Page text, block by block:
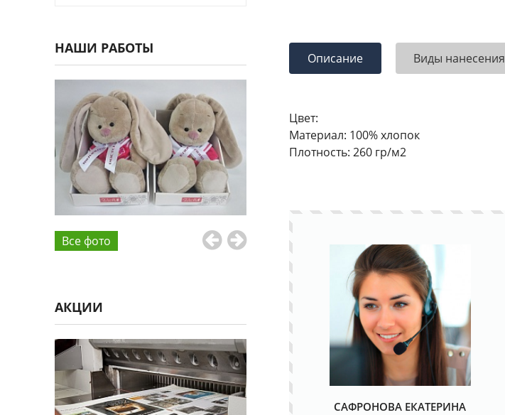
НАШИ РАБОТЫ
Все фото
АКЦИИ
Описание Виды нанесения
Цвет:
Материал: 100% хлопок
Плотность: 260 гр/м2
САФРОНОВА ЕКАТЕРИНА